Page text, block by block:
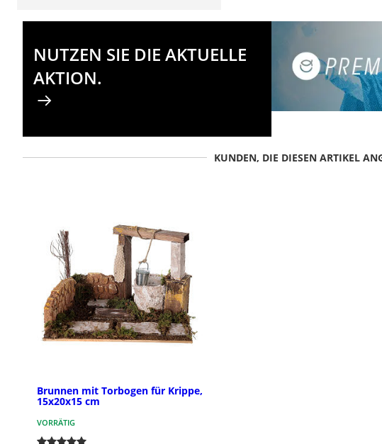
NUTZEN SIE DIE AKTUELLE
AKTION.
KUNDEN, DIE DIESEN ARTIKEL
Brunnen mit Torbogen für Krippe,
15x20x15 cm
VORRÄTIG